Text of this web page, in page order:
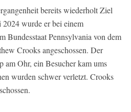
bereits wiederholt Ziel
wurde er bei einem
Bundesstaat Pennsylvania von dem
Crooks angeschossen. Der
am Ohr, ein Besucher kam ums
wurden schwer verletzt. Crooks